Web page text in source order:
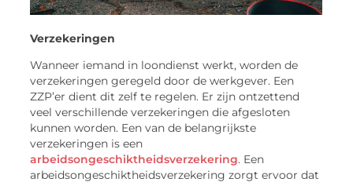
Verzekeringen
Wanneer iemand in loondienst werkt, worden de
verzekeringen geregeld door de werkgever. Een
ZZP’er dient dit zelf te regelen. Er zijn ontzettend
veel verschillende verzekeringen die afgesloten
kunnen worden. Een van de belangrijkste
verzekeringen is een
arbeidsongeschiktheidsverzekering. Een
arbeidsongeschiktheidsverzekering zorgt ervoor dat